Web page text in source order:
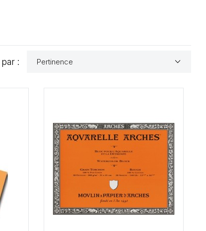
: Pertinence keyboard_arrow_down